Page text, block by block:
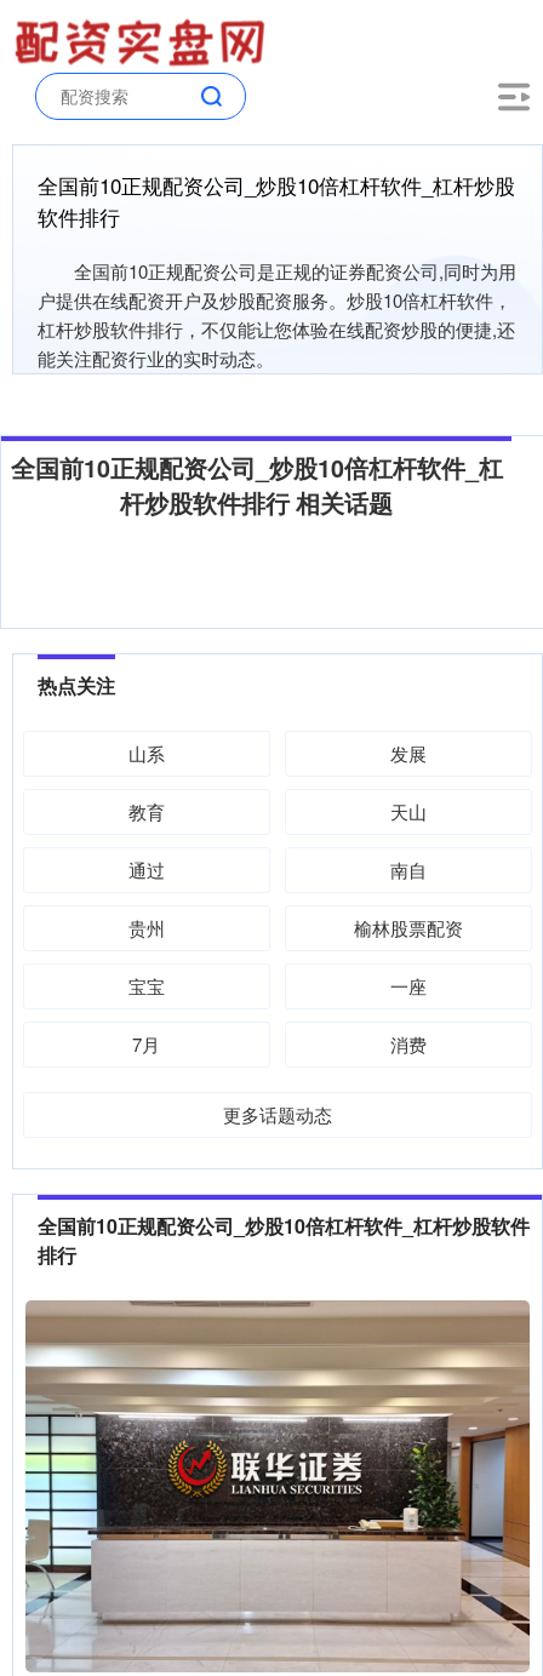
全国前10正规配资公司_炒股10倍杠杆软件_杠杆炒股
软件排行
全国前10正规配资公司是正规的证券配资公司,同时为用
户提供在线配资开户及炒股配资服务。炒股10倍杠杆软件，
杠杆炒股软件排行，不仅能让您体验在线配资炒股的便捷,还
能关注配资行业的实时动态。
全国前10正规配资公司_炒股10倍杠杆软件_杠
杆炒股软件排行 相关话题
热点关注
山系 发展
教育 天山
通过 南自
贵州 榆林股票配资
宝宝 一座
7月 消费
更多话题动态
全国前10正规配资公司_炒股10倍杠杆软件_杠杆炒股软件
排行